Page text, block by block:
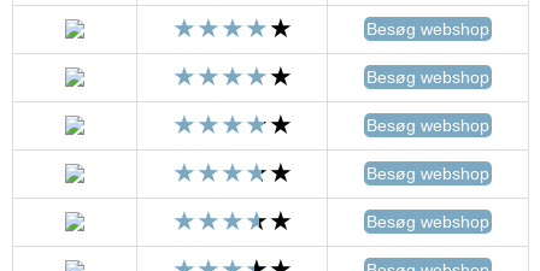
Besøg webshop
Besøg webshop
Besøg webshop
Besøg webshop
Besøg webshop